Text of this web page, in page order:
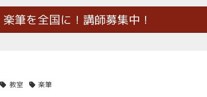
楽筆を全国に！講師募集中！
教室 楽筆